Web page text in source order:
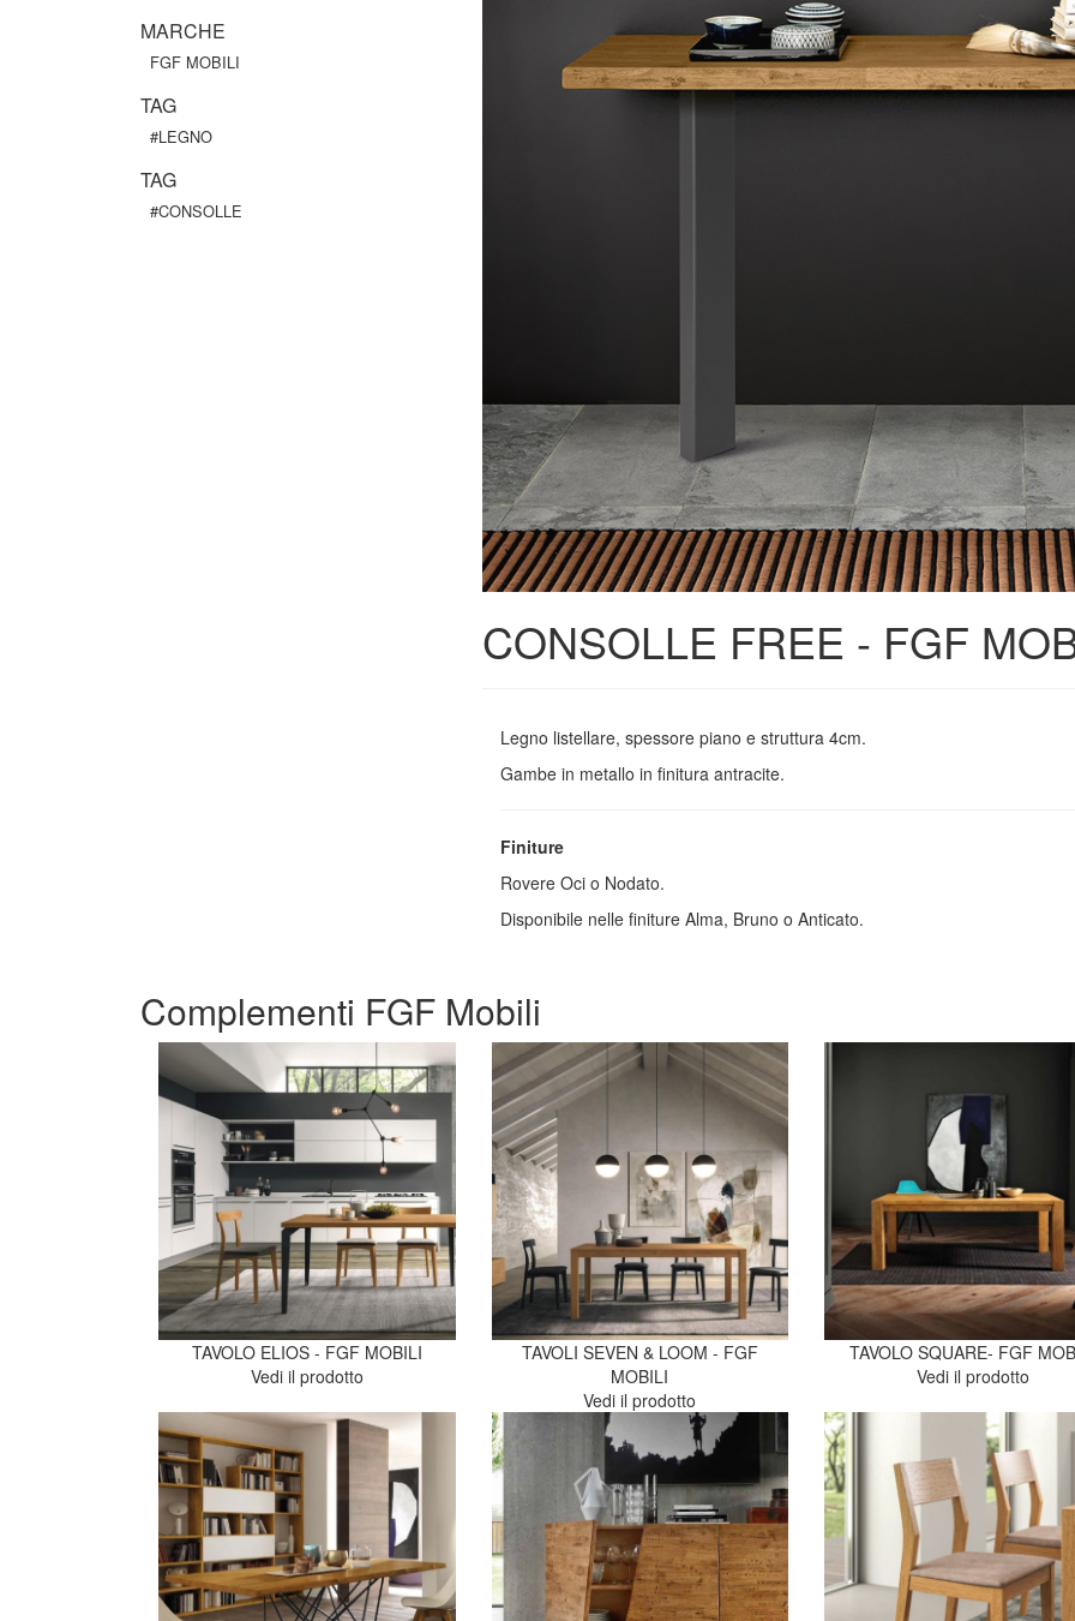
MARCHE
FGF MOBILI
TAG
#LEGNO
TAG
#CONSOLLE
CONSOLLE FREE - FGF
Legno listellare, spessore piano e struttura 4cm.
Gambe in metallo in finitura antracite.
Finiture
Rovere Oci o Nodato.
Disponibile nelle finiture Alma, Bruno o Anticato.
Complementi FGF Mobili
TAVOLO ELIOS - FGF MOBILI
Vedi il prodotto
TAVOLI SEVEN & LOOM - FGF
MOBILI
Vedi il prodotto
TAVOLO SQUARE- FGF
Vedi il prodotto